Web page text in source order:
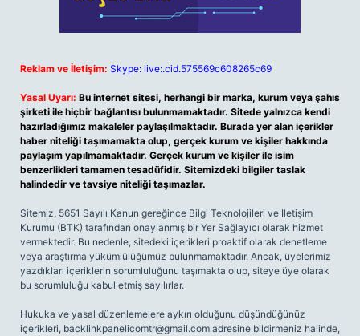
Reklam ve İletişim: Skype: live:.cid.575569c608265c69
Yasal Uyarı: Bu internet sitesi, herhangi bir marka, kurum veya şahıs
şirketi ile hiçbir bağlantısı bulunmamaktadır. Sitede yalnızca kendi
hazırladığımız makaleler paylaşılmaktadır. Burada yer alan içerikler
haber niteliği taşımamakta olup, gerçek kurum ve kişiler hakkında
paylaşım yapılmamaktadır. Gerçek kurum ve kişiler ile isim
benzerlikleri tamamen tesadüfidir. Sitemizdeki bilgiler taslak
halindedir ve tavsiye niteliği taşımazlar.
Sitemiz, 5651 Sayılı Kanun gereğince Bilgi Teknolojileri ve İletişim
Kurumu (BTK) tarafından onaylanmış bir Yer Sağlayıcı olarak hizmet
vermektedir. Bu nedenle, sitedeki içerikleri proaktif olarak denetleme
veya araştırma yükümlülüğümüz bulunmamaktadır. Ancak, üyelerimiz
yazdıkları içeriklerin sorumluluğunu taşımakta olup, siteye üye olarak
bu sorumluluğu kabul etmiş sayılırlar.
Hukuka ve yasal düzenlemelere aykırı olduğunu düşündüğünüz
içerikleri, backlinkpanelicomtr@gmail.com adresine bildirmeniz halinde,